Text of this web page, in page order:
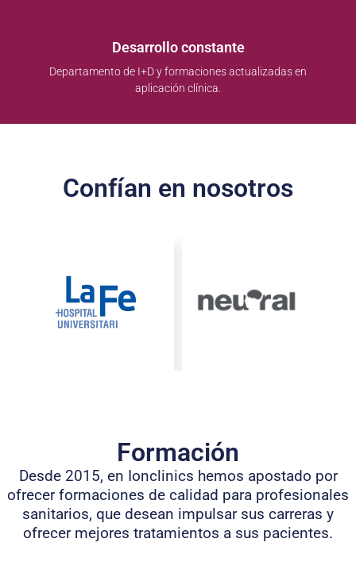
Desarrollo constante
Departamento de I+D y formaciones actualizadas en
aplicación clínica.
Confían en nosotros
Formación
Desde 2015, en Ionclinics hemos apostado por
ofrecer formaciones de calidad para profesionales
sanitarios, que desean impulsar sus carreras y
ofrecer mejores tratamientos a sus pacientes.